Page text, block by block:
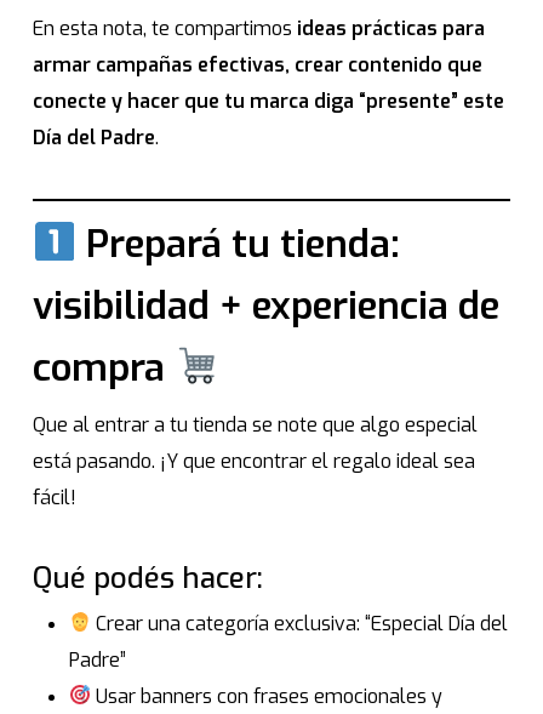
En esta nota, te compartimos ideas prácticas para
armar campañas efectivas, crear contenido que
conecte y hacer que tu marca diga “presente” este
Día del Padre.
Prepará tu tienda:
visibilidad + experiencia de
compra
Que al entrar a tu tienda se note que algo especial
está pasando. ¡Y que encontrar el regalo ideal sea
fácil!
Qué podés hacer:
Crear una categoría exclusiva: “Especial Día del
Padre”
Usar banners con frases emocionales y